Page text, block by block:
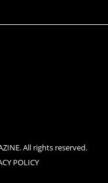
All rights reserved.
POLICY